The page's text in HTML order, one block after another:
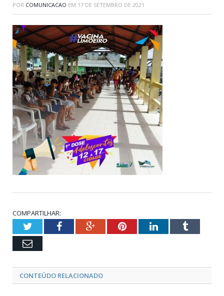
POR COMUNICACAO EM 17 DE SETEMBRO DE 2021
COMPARTILHAR:
TwitterFacebookGoogle+PinterestLinkedInTumblr
Email
CONTEÚDO RELACIONADO